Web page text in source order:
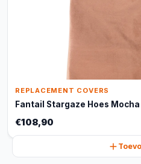
REPLACEMENT COVERS
Fantail Stargaze Hoes
€108,90